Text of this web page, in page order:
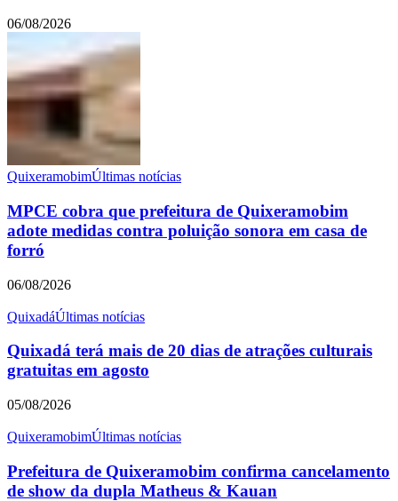
06/08/2026
QuixeramobimÚltimas notícias
MPCE cobra que prefeitura de Quixeramobim
adote medidas contra poluição sonora em casa de
forró
06/08/2026
QuixadáÚltimas notícias
Quixadá terá mais de 20 dias de atrações culturais
gratuitas em agosto
05/08/2026
QuixeramobimÚltimas notícias
Prefeitura de Quixeramobim confirma cancelamento
de show da dupla Matheus & Kauan